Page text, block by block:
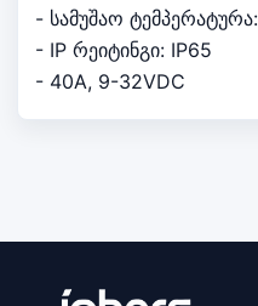
- სამუშაო
- IP რეიტინგი: IP65
- 40A, 9-32VDC